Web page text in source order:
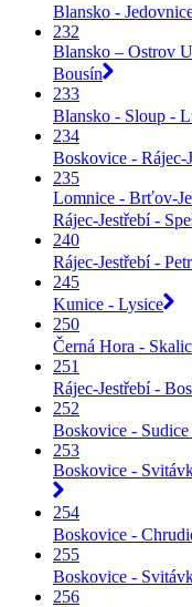
Blansko -
232
Blansko – Ostrov
Bousín
233
Blansko - Sloup -
234
Boskovice - Rájec-
235
Lomnice - Brťov-
Rájec-Jestřebí -
240
Rájec-Jestřebí -
245
Kunice - Lysice
250
Černá Hora -
251
Rájec-Jestřebí -
252
Boskovice -
253
Boskovice -
254
Boskovice -
255
Boskovice -
256